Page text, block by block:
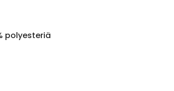
polyesteriä